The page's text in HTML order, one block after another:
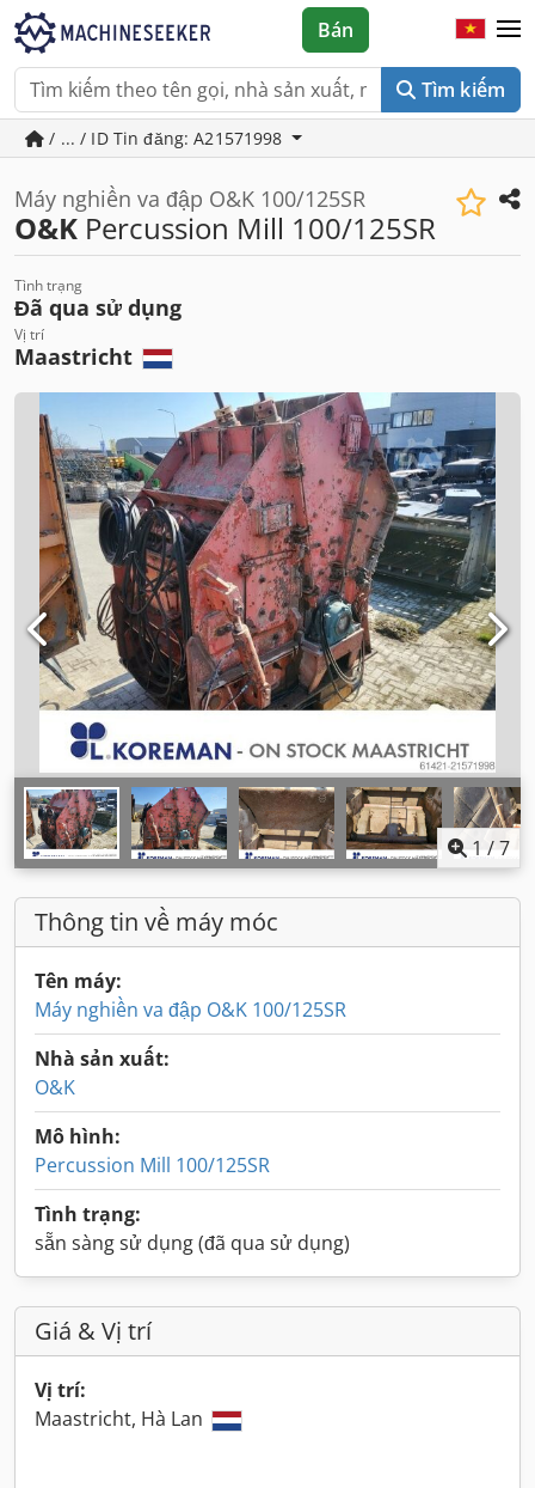
Tìm kiếm
Bán
/ ... / ID Tin đăng: A21571998
Máy nghiền va đập O&K 100/125SR
O&K Percussion Mill 100/125SR
Tình trạng
Đã qua sử dụng
Vị trí
Maastricht
1 /7
Thông tin về máy móc
Tên máy:
Máy nghiền va đập O&K 100/125SR
Nhà sản xuất:
O&K
Mô hình:
Percussion Mill 100/125SR
Tình trạng:
sẵn sàng sử dụng (đã qua sử dụng)
Giá & Vị trí
Vị trí:
Maastricht, Hà Lan